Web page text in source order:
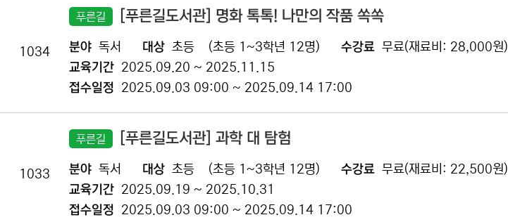
1034
푸른길 [푸른길도서관] 명화 톡톡! 나만의 작품 쏙쏙
분야 독서 대상 초등 (초등 1~3학년 12명) 수강료 무료(재료비: 28,000원)
교육기간 2025.09.20 ~ 2025.11.15
접수일정 2025.09.03 09:00 ~ 2025.09.14 17:00
1033
푸른길 [푸른길도서관] 과학 대 탐험
분야 독서 대상 초등 (초등 1~3학년 12명) 수강료 무료(재료비: 22,500원)
교육기간 2025.09.19 ~ 2025.10.31
접수일정 2025.09.03 09:00 ~ 2025.09.14 17:00